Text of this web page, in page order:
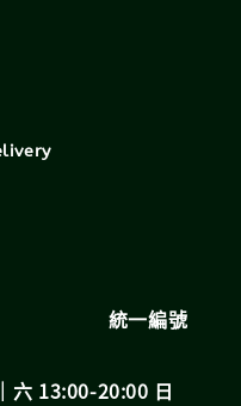
編號
13:00-20:00 日